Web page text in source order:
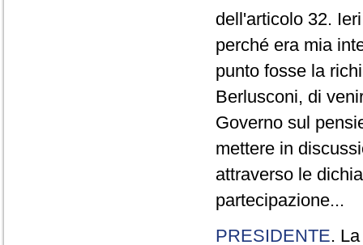
dell'articolo 32.
perché era mia
punto fosse la
Berlusconi, di
Governo sul
mettere in
attraverso le
partecipazione...
PRESIDENTE.